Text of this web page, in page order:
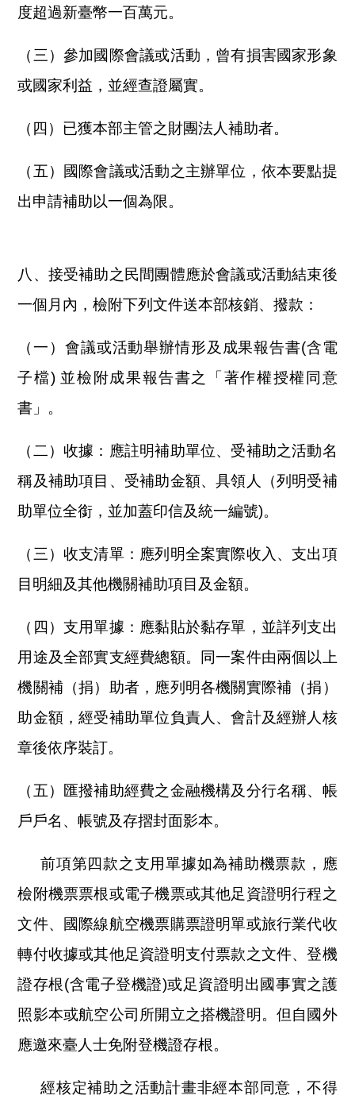
度超過新臺幣一百萬元。
（三）參加國際會議或活動，曾有損害國家形象
或國家利益，並經查證屬實。
（四）已獲本部主管之財團法人補助者。
（五）國際會議或活動之主辦單位，依本要點提
出申請補助以一個為限。
八、接受補助之民間團體應於會議或活動結束後
一個月內，檢附下列文件送本部核銷、撥款：
（一）會議或活動舉辦情形及成果報告書(含電
子檔) 並檢附成果報告書之「著作權授權同意
書」。
（二）收據：應註明補助單位、受補助之活動名
稱及補助項目、受補助金額、具領人（列明受補
助單位全銜，並加蓋印信及統一編號)。
（三）收支清單：應列明全案實際收入、支出項
目明細及其他機關補助項目及金額。
（四）支用單據：應黏貼於黏存單，並詳列支出
用途及全部實支經費總額。同一案件由兩個以上
機關補（捐）助者，應列明各機關實際補（捐）
助金額，經受補助單位負責人、會計及經辦人核
章後依序裝訂。
（五）匯撥補助經費之金融機構及分行名稱、帳
戶戶名、帳號及存摺封面影本。
前項第四款之支用單據如為補助機票款，應
檢附機票票根或電子機票或其他足資證明行程之
文件、國際線航空機票購票證明單或旅行業代收
轉付收據或其他足資證明支付票款之文件、登機
證存根(含電子登機證)或足資證明出國事實之護
照影本或航空公司所開立之搭機證明。但自國外
應邀來臺人士免附登機證存根。
經核定補助之活動計畫非經本部同意，不得